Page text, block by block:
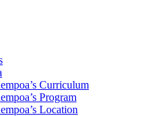
Curriculum
Program
Location